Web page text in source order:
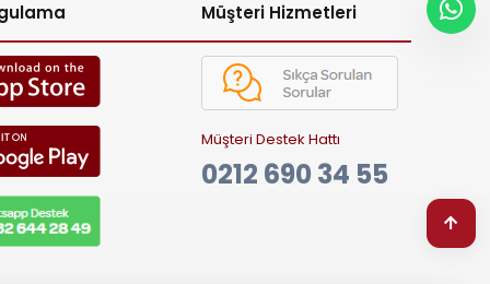
Müşteri Hizmetleri
Müşteri Destek Hattı
0212 690 34 55